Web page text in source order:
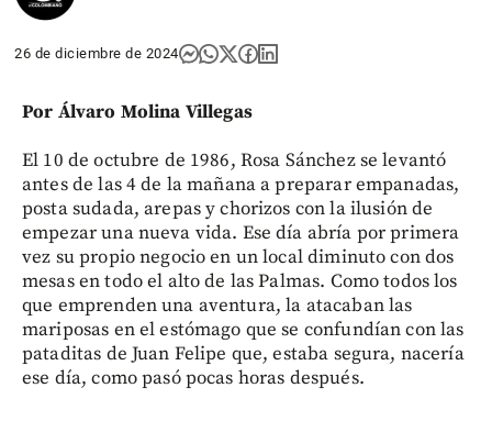
26 de diciembre de 2024
Por Álvaro Molina Villegas
El 10 de octubre de 1986, Rosa Sánchez se levantó
antes de las 4 de la mañana a preparar empanadas,
posta sudada, arepas y chorizos con la ilusión de
empezar una nueva vida. Ese día abría por primera
vez su propio negocio en un local diminuto con dos
mesas en todo el alto de las Palmas. Como todos los
que emprenden una aventura, la atacaban las
mariposas en el estómago que se confundían con las
pataditas de Juan Felipe que, estaba segura, nacería
ese día, como pasó pocas horas después.